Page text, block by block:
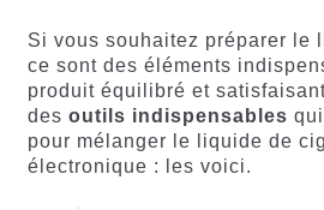
Si vous souhaitez préparer le
ce sont des éléments
produit équilibré et
des outils indispensables
pour mélanger le liquide de
électronique : les voici.